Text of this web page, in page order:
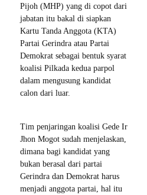
Pijoh (MHP) yang di copot dari
jabatan itu bakal di siapkan
Kartu Tanda Anggota (KTA)
Partai Gerindra atau Partai
Demokrat sebagai bentuk syarat
koalisi Pilkada kedua parpol
dalam mengusung kandidat
calon dari luar.
Tim penjaringan koalisi Gede Ir
Jhon Mogot sudah menjelaskan,
dimana bagi kandidat yang
bukan berasal dari partai
Gerindra dan Demokrat harus
menjadi anggota partai, hal itu